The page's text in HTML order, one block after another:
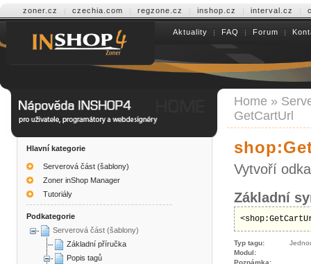
zoner.cz czechia.com regzone.cz inshop.cz interval.cz
Help INSHOP4 Aktuality FAQ Forum
Hlavní kategorie
Serverová část (šablony)
Zoner inShop Manager
Tutoriály
Podkategorie
Serverová část (šablony)
Základní příručka
Popis tagů
Home »
GetCartUrl
Vytvoří
Základní
Typ tagu:
Modul:
Poznámka: